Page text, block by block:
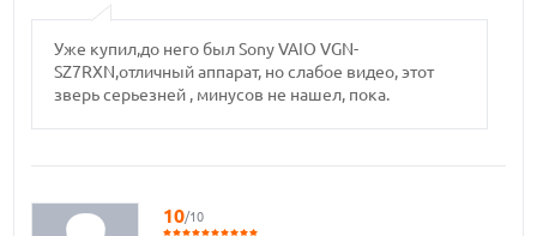
Уже купил,до него был Sony VAIO VGN-
SZ7RXN,отличный аппарат, но слабое видео, этот
зверь серьезней , минусов не нашел, пока.
10/10